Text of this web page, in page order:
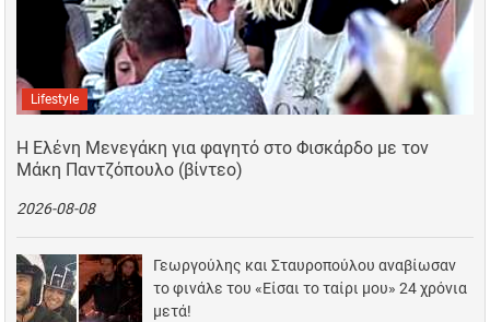
Lifestyle
Η Ελένη Μενεγάκη για φαγητό στο Φισκάρδο με τον
Μάκη Παντζόπουλο (βίντεο)
2026-08-08
Γεωργούλης και Σταυροπούλου αναβίωσαν
το φινάλε του «Είσαι το ταίρι μου» 24 χρόνια
μετά!